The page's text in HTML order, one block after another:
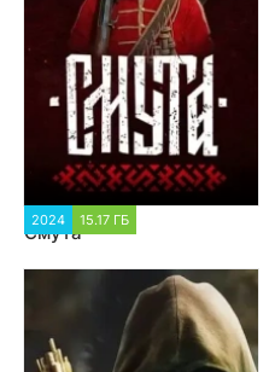
2024 15.17 ГБ
Смута